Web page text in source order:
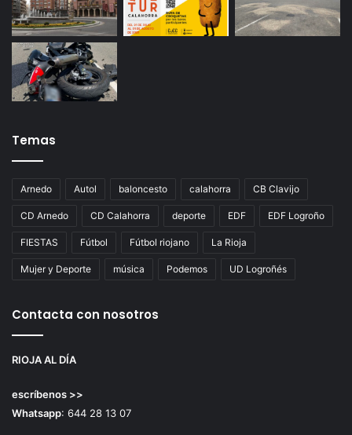
Temas
Arnedo Autol baloncesto calahorra CB Clavijo
CD Arnedo CD Calahorra deporte EDF EDF Logroño
FIESTAS Fútbol Fútbol riojano La Rioja
Mujer y Deporte música Podemos UD Logroñés
Contacta con nosotros
RIOJA AL DÍA
escríbenos >>
Whatsapp: 644 28 13 07